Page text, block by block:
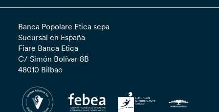
Banca Popolare Etica scpa
Sucursal en España
Fiare Banca Etica
C/ Simón Bolívar 8B
48010 Bilbao